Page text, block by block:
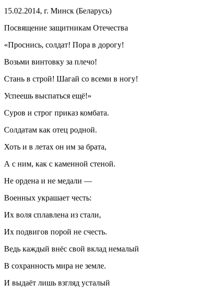
15.02.2014, г. Минск (Беларусь)
Посвящение защитникам Отечества
«Проснись, солдат! Пора в дорогу!
Возьми винтовку за плечо!
Стань в строй! Шагай со всеми в ногу!
Успеешь выспаться ещё!»
Суров и строг приказ комбата.
Солдатам как отец родной.
Хоть и в летах он им за брата,
А с ним, как с каменной стеной.
Не ордена и не медали —
Военных украшает честь:
Их воля сплавлена из стали,
Их подвигов порой не счесть.
Ведь каждый внёс свой вклад немалый
В сохранность мира не земле.
И выдаёт лишь взгляд усталый